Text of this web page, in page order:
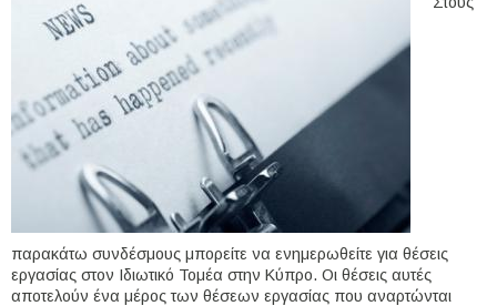
παρακάτω συνδέσμους μπορείτε να ενημερωθείτε για θέσεις
εργασίας στον Ιδιωτικό Τομέα στην Κύπρο. Οι θέσεις αυτές
αποτελούν ένα μέρος των θέσεων εργασίας που αναρτώνται